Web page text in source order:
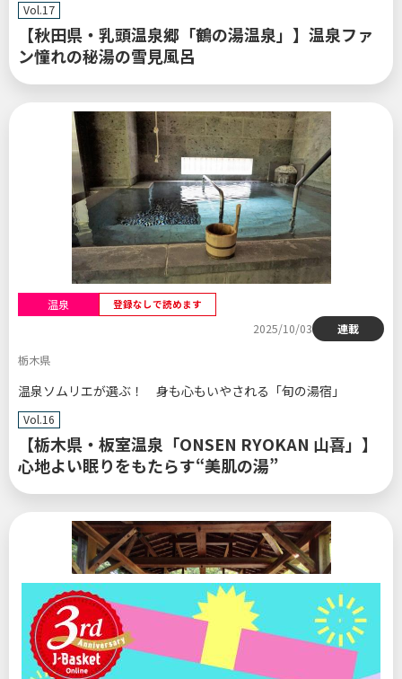
Vol.17
【秋田県・乳頭温泉郷「鶴の湯温泉」】温泉ファ
ン憧れの秘湯の雪見風呂
温泉 登録なしで読めます
2025/10/03
連載
栃木県
温泉ソムリエが選ぶ！ 身も心もいやされる「旬の湯宿」
Vol.16
【栃木県・板室温泉「ONSEN RYOKAN 山喜」】
心地よい眠りをもたらす“美肌の湯”